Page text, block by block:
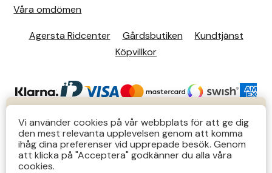
KUNDTJÄNST
Butiks- & telefontider Mån-Tors 12-14 Lör 12-14
övriga tider via e-post: order@agersta.nu
Våra omdömen
Agersta Ridcenter Gårdsbutiken
Kundtjänst
Köpvillkor
© 2026 Agersta.
Vi använder cookies på vår webbplats för att ge dig
den mest relevanta upplevelsen genom att komma
ihåg dina preferenser vid upprepade besök. Genom
att klicka på "Acceptera" godkänner du alla våra
cookies.